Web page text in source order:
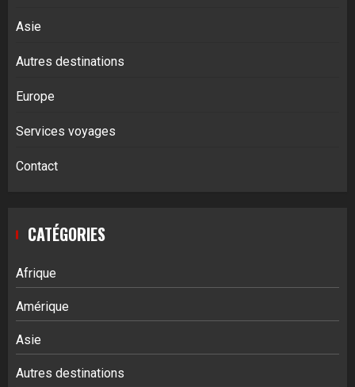
Asie
Autres destinations
Europe
Services voyages
Contact
CATÉGORIES
Afrique
Amérique
Asie
Autres destinations